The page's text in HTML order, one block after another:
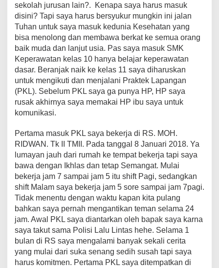
sekolah jurusan lain?. Kenapa saya harus masuk
disini? Tapi saya harus bersyukur mungkin ini jalan
Tuhan untuk saya masuk kedunia Kesehatan yang
bisa menolong dan membawa berkat ke semua orang
baik muda dan lanjut usia. Pas saya masuk SMK
Keperawatan kelas 10 hanya belajar keperawatan
dasar. Beranjak naik ke kelas 11 saya diharuskan
untuk mengikuti dan menjalani Praktek Lapangan
(PKL). Sebelum PKL saya ga punya HP, HP saya
rusak akhirnya saya memakai HP ibu saya untuk
komunikasi.
Pertama masuk PKL saya bekerja di RS. MOH.
RIDWAN. Tk II TMII. Pada tanggal 8 Januari 2018. Ya
lumayan jauh dari rumah ke tempat bekerja tapi saya
bawa dengan Ikhlas dan tetap Semangat. Mulai
bekerja jam 7 sampai jam 5 itu shift Pagi, sedangkan
shift Malam saya bekerja jam 5 sore sampai jam 7pagi.
Tidak menentu dengan waktu kapan kita pulang
bahkan saya pernah mengantikan teman selama 24
jam. Awal PKL saya diantarkan oleh bapak saya karna
saya takut sama Polisi Lalu Lintas hehe. Selama 1
bulan di RS saya mengalami banyak sekali cerita
yang mulai dari suka senang sedih susah tapi saya
harus komitmen. Pertama PKL saya ditempatkan di